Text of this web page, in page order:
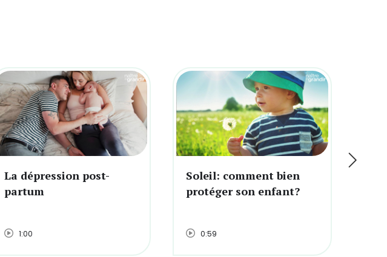
La dépression post-
partum
1:00
Soleil: comment bien
protéger son enfant?
0:59